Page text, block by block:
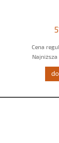
68,00 zł
68,00 zł